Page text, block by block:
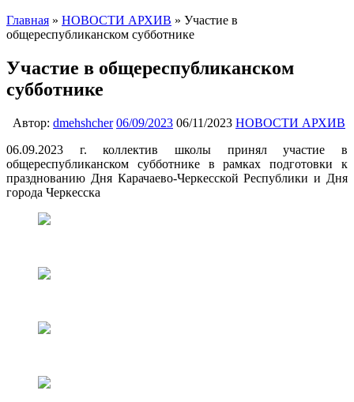
Главная » НОВОСТИ АРХИВ » Участие в
общереспубликанском субботнике
Участие в общереспубликанском
субботнике
Автор: dmehshcher 06/09/2023 06/11/2023 НОВОСТИ АРХИВ
06.09.2023 г. коллектив школы принял участие в
общереспубликанском субботнике в рамках подготовки к
празднованию Дня Карачаево-Черкесской Республики и Дня
города Черкесска